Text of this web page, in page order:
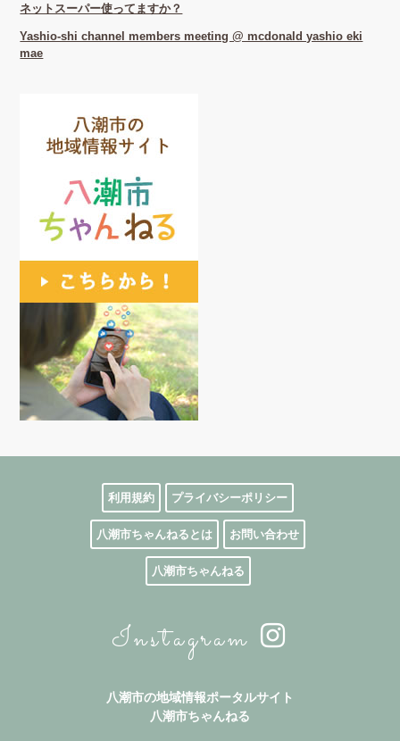
ネットスーパー使ってますか？
Yashio-shi channel members meeting @ mcdonald yashio eki
mae
利用規約 プライバシーポリシー
八潮市ちゃんねるとは お問い合わせ
八潮市ちゃんねる
Instagram
八潮市の地域情報ポータルサイト
八潮市ちゃんねる